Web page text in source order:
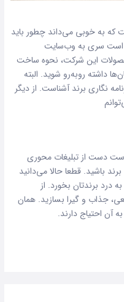
که به خوبی می‌داند چطور باید
است سری به وب‌سایت
این شرکت، نحوه ساخت
داشته روبه‌رو شوید. البته
نگاری برند آشناست. از دیگر
دست از تبلیغات محوری
باشید. قطعا حالا می‌دانید
درد برندتان بخورد. از
جذاب و گیرا بسازید. همان
آن احتیاج دارند.